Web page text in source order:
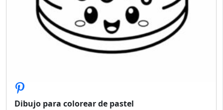
Dibujo para colorear de pastel